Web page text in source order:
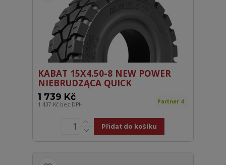
KABAT 15X4.50-8 NEW POWER
NIEBRUDZĄCA QUICK
1 739 Kč
1 437 Kč bez DPH Partner 4
Přidat do košíku